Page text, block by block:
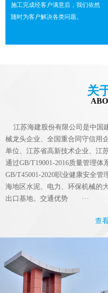
施工完成经客户满意后，我们依然
随时为客户解决各类问题。
关
江苏海建股份有限公司是中国
械龙头企业、全国重合同守信用
单位、江苏省高新技术企业、江
通过GB/T19001-2016质量管理体
GB/T45001-2020职业健康安全
海地区水泥、电力、环保机械的
出口基地。交通优势 ···
查